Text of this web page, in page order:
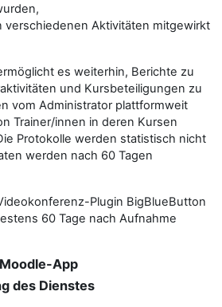
verschiedenen Aktivitäten mitgewirkt
es weiterhin, Berichte zu
und Kursbeteiligungen zu
vom Administrator plattformweit
Trainer/innen in deren Kursen
Protokolle werden statistisch nicht
werden nach 60 Tagen
Plugin BigBlueButton
60 Tage nach Aufnahme
App
Dienstes